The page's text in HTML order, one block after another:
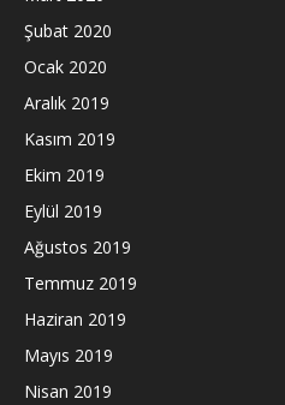
Şubat 2020
Ocak 2020
Aralık 2019
Kasım 2019
Ekim 2019
Eylül 2019
Ağustos 2019
Temmuz 2019
Haziran 2019
Mayıs 2019
Nisan 2019